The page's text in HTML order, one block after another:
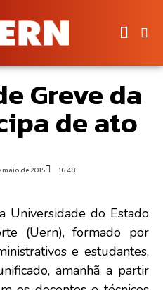
Greve da
de ato
maio de 2015 16:48
Universidade do Estado
(Uern), formado por
e estudantes,
amanhã a partir